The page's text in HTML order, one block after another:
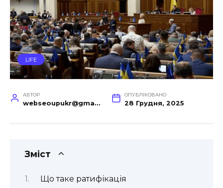
LIFE
АВТОР
webseoupukr@gmail.com
ОПУБЛІКОВАНО
28 Грудня, 2025
Зміст
Що таке ратифікація